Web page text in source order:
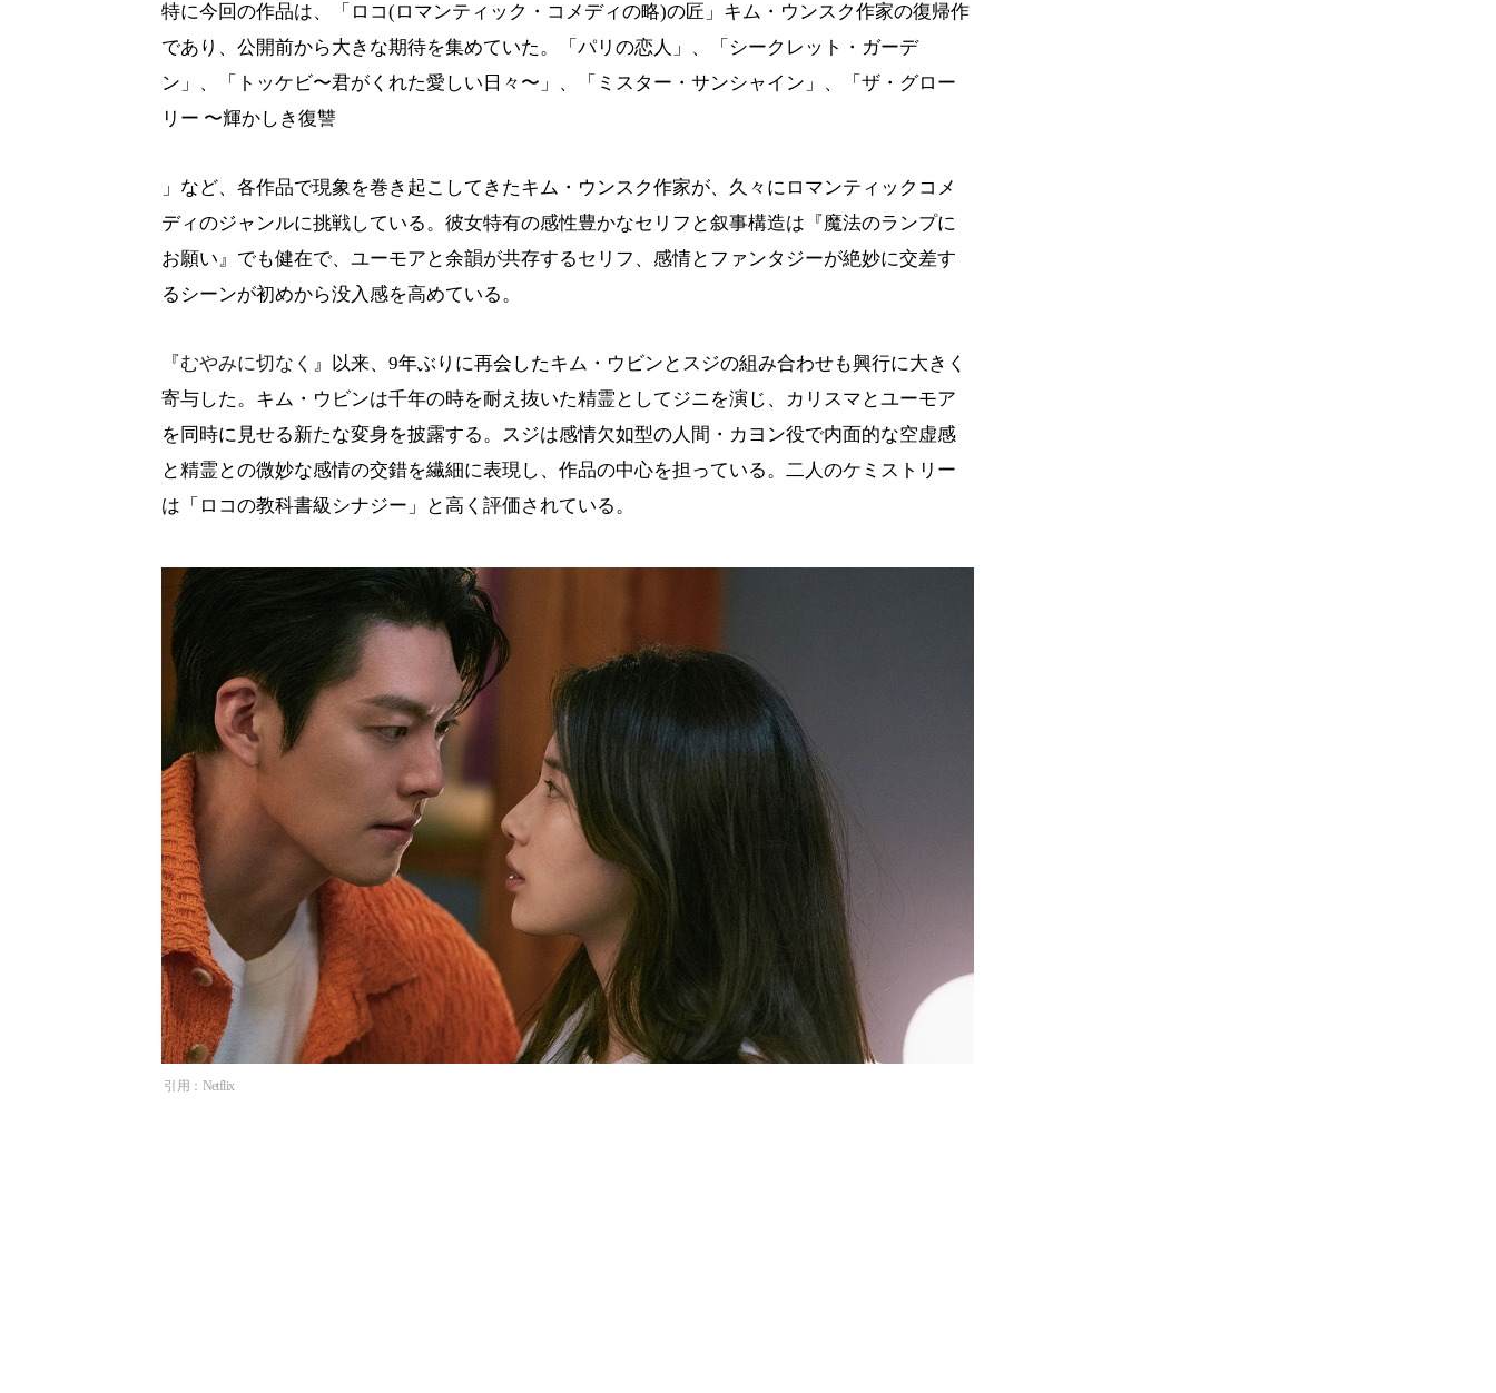
特に今回の作品は、「ロコ(ロマンティック・コメディの略)の匠」キム・ウンスク作家の復帰作
であり、公開前から大きな期待を集めていた。「パリの恋人」、「シークレット・ガーデ
ン」、「トッケビ〜君がくれた愛しい日々〜」、「ミスター・サンシャイン」、「ザ・グロー
リー 〜輝かしき復讐
」など、各作品で現象を巻き起こしてきたキム・ウンスク作家が、久々にロマンティックコメ
ディのジャンルに挑戦している。彼女特有の感性豊かなセリフと叙事構造は『魔法のランプに
お願い』でも健在で、ユーモアと余韻が共存するセリフ、感情とファンタジーが絶妙に交差す
るシーンが初めから没入感を高めている。
『むやみに切なく 』以来、9年ぶりに再会したキム・ウビンとスジの組み合わせも興行に大きく
寄与した。キム・ウビンは千年の時を耐え抜いた精霊としてジニを演じ、カリスマとユーモア
を同時に見せる新たな変身を披露する。スジは感情欠如型の人間・カヨン役で内面的な空虚感
と精霊との微妙な感情の交錯を繊細に表現し、作品の中心を担っている。二人のケミストリー
は「ロコの教科書級シナジー」と高く評価されている。
引用：Netflix